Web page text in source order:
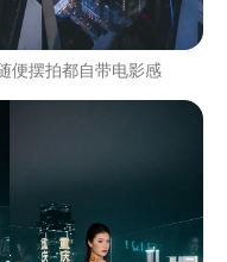
便摆拍都自带电影感